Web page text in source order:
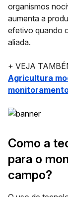
organismos
aumenta a
efetivo quando
aliada.
+ VEJA
Agricultura
Como a
para o
campo?